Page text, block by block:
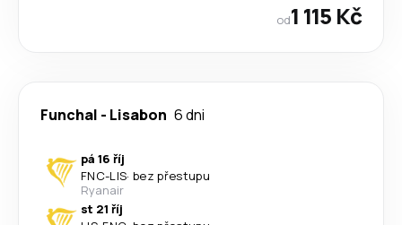
od1 115 Kč
Funchal - Lisabon 6 dni
pá 16 říj
FNC-LIS· bez přestupu
Ryanair
st 21 říj